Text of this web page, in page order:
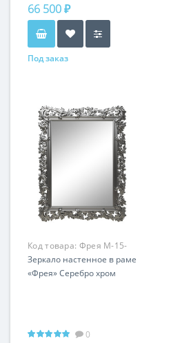
66 500 ₽
Под заказ
Код товара: Фрея M-15-
74
Зеркало настенное в раме
«Фрея» Серебро хром
0